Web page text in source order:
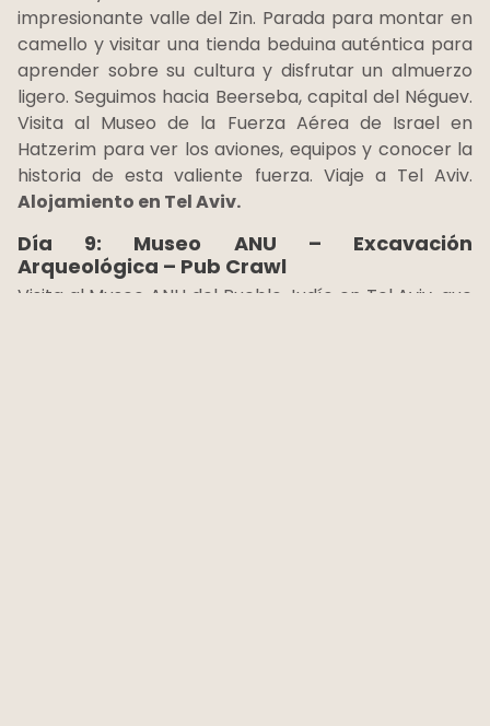
impresionante valle del Zin. Parada para montar en
camello y visitar una tienda beduina auténtica para
aprender sobre su cultura y disfrutar un almuerzo
ligero. Seguimos hacia Beerseba, capital del Néguev.
Visita al Museo de la Fuerza Aérea de Israel en
Hatzerim para ver los aviones, equipos y conocer la
historia de esta valiente fuerza. Viaje a Tel Aviv.
Alojamiento en Tel Aviv.
Día 9: Museo ANU – Excavación
Arqueológica – Pub Crawl
Visita al Museo ANU del Pueblo Judío en Tel Aviv, que